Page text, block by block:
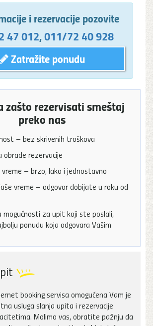
i rezervacije pozovite
47 012,011/72 40 928
Zatražite ponudu
zašto rezervisati smeštaj
preko nas
– bez skrivenih troškova
obrade rezervacije
– brzo, lako i jednostavno
vreme – odgovor dobijate u roku od
mogućnosti za upit koji ste poslali,
ponudu koja odgovara Vašim
booking servisa omogućena Vam je
usluga slanja upita i rezervacije
Molimo vas, obratite pažnju da